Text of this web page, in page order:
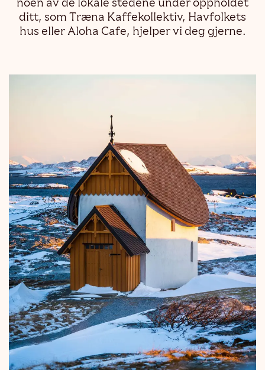
noen av de lokale stedene under oppholdet
ditt, som Træna Kaffekollektiv, Havfolkets
hus eller Aloha Cafe, hjelper vi deg gjerne.